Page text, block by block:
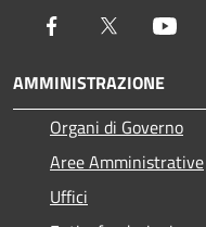
Facebook Twitter
AMMINISTRAZIONE
Organi di Governo
Aree Amministrative
Uffici